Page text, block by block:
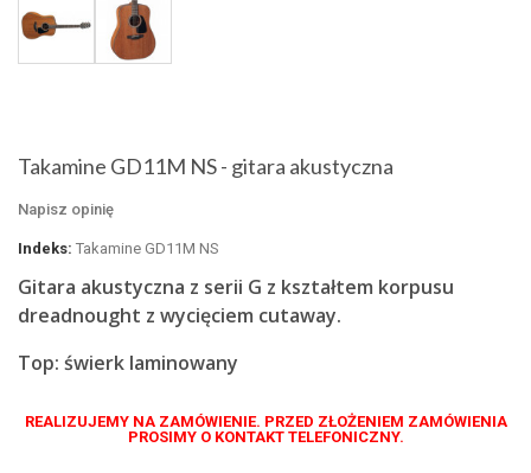
Takamine GD11M NS - gitara akustyczna
Napisz opinię
Indeks: Takamine GD11M NS
Gitara akustyczna z serii G z kształtem korpusu
dreadnought z wycięciem cutaway.
Top: świerk laminowany
REALIZUJEMY NA ZAMÓWIENIE. PRZED ZŁOŻENIEM ZAMÓWIENIA
PROSIMY O KONTAKT TELEFONICZNY.